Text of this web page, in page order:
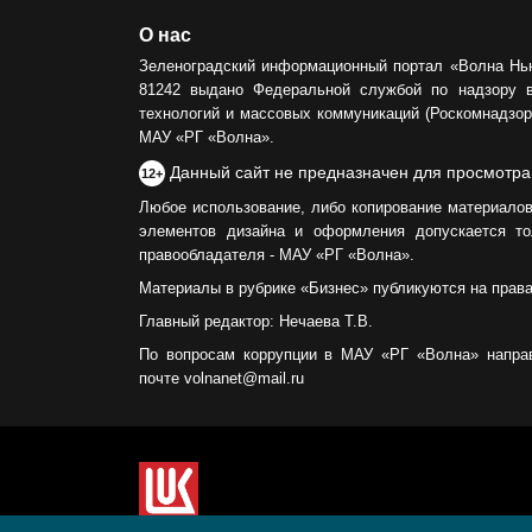
О нас
Зеленоградский информационный портал «Волна
81242 выдано Федеральной службой по надзору
технологий и массовых коммуникаций
МАУ «РГ «Волна».
12+ Данный сайт не предназначен для
Любое использование, либо копирование
элементов дизайна и оформления допускается
правообладателя - МАУ «РГ «Волна».
Материалы в рубрике «Бизнес» публикуются на
Главный редактор: Нечаева Т.В.
По вопросам коррупции в МАУ «РГ «Волна»
почте volnanet@mail.ru